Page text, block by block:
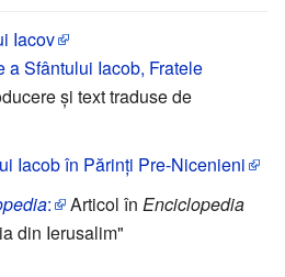
Iacov
a Sfântului Iacob, Fratele
şi text traduse de
Iacob în Părinţi Pre-Nicenieni
: Articol în Enciclopedia
din Ierusalim"